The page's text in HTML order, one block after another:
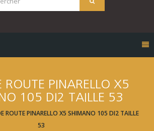
ROUTE PINARELLO X5
105 DI2 TAILLE 53
ROUTE PINARELLO X5 SHIMANO 105 DI2 TAILLE
53